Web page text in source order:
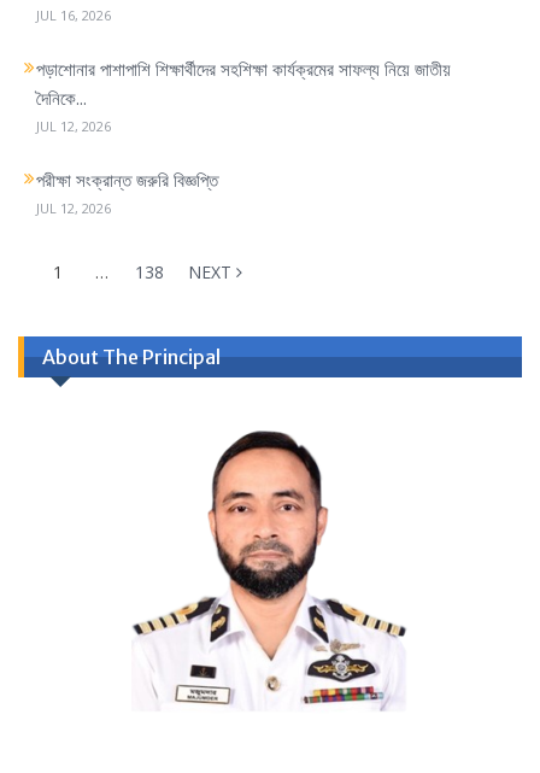
JUL 16, 2026
পড়াশোনার পাশাপাশি শিক্ষার্থীদের সহশিক্ষা কার্যক্রমের সাফল্য নিয়ে জাতীয়
দৈনিকে...
JUL 12, 2026
পরীক্ষা সংক্রান্ত জরুরি বিজ্ঞপ্তি
JUL 12, 2026
1 … 138 NEXT
About The Principal